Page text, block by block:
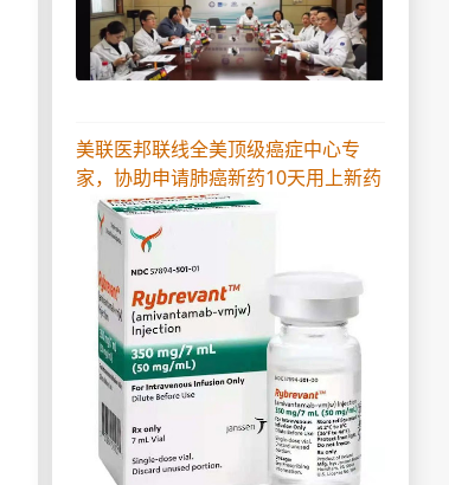
美联医邦联线全美顶级癌症中心专
家，协助申请肺癌新药10天用上新药